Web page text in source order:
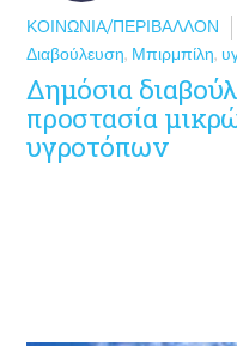
ΚΟΙΝΩΝΊΑ/ΠΕΡΙΒΆΛΛΟΝ
Διαβούλευση, Μπιρμπίλη,
Δημόσια
προστασία
υγροτόπων